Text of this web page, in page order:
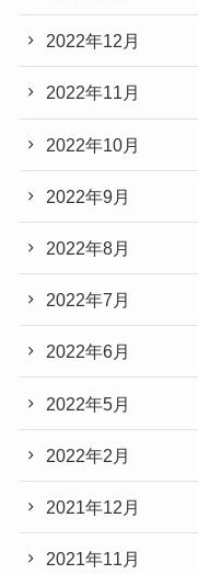
2022年12月
2022年11月
2022年10月
2022年9月
2022年8月
2022年7月
2022年6月
2022年5月
2022年2月
2021年12月
2021年11月